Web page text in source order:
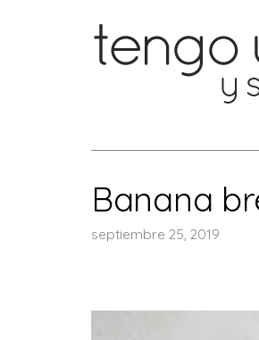
Banana
septiembre 25, 2019